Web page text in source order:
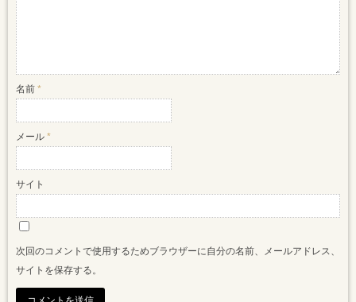
名前 *
メール *
サイト
次回のコメントで使用するためブラウザーに自分の名前、メールアドレス、
サイトを保存する。